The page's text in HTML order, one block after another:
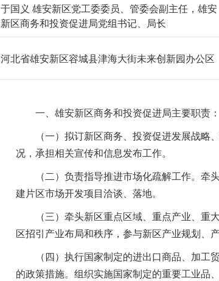
于国义 雄安新区党工委委员、管委会副主任，雄安
新区商务和投资促进局党组书记、局长
河北省雄安新区容城县津海大街未来创新园办公区
一、雄安新区商务和投资促进局主要职责：
（一）拟订新区商务、投资促进发展战略
况，承担相关宣传和信息发布工作。
（二）负责指导推进市场化疏解工作。牵
建片区市场开发项目洽谈、落地。
（三）牵头新区重点区域、重点产业、重
区招引产业布局和秩序，参与新区产业规划、
（四）执行国家制定的进出口商品、加工
的政策措施。组织实施国家制定的重要工业品